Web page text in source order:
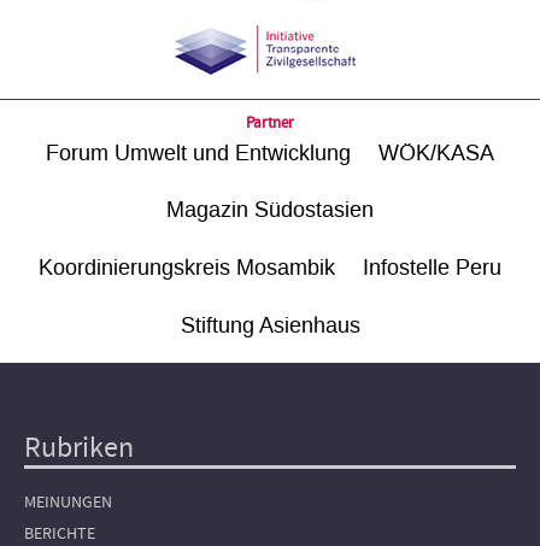
Partner
Forum Umwelt und Entwicklung WÖK/KASA
Magazin Südostasien
Koordinierungskreis Mosambik Infostelle Peru
Stiftung Asienhaus
Hauptnavigation
Rubriken
MEINUNGEN
BERICHTE